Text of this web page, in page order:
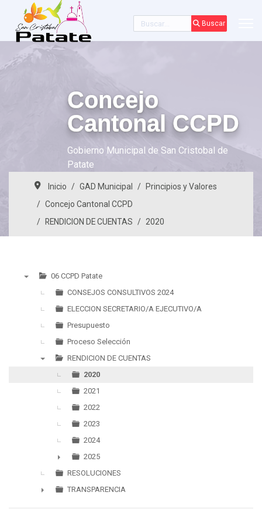
Buscar Buscar
Concejo
Cantonal CCPD
Gobierno Municipal de San Cristobal de
Patate
Inicio GAD Municipal
Principios y Valores
Concejo Cantonal CCPD
RENDICION DE CUENTAS
2020
06 CCPD Patate
CONSEJOS CONSULTIVOS 2024
ELECCION SECRETARIO/A EJECUTIVO/A
Presupuesto
Proceso Selección
RENDICION DE CUENTAS
2020
2021
2022
2023
2024
►
2025
RESOLUCIONES
TRANSPARENCIA